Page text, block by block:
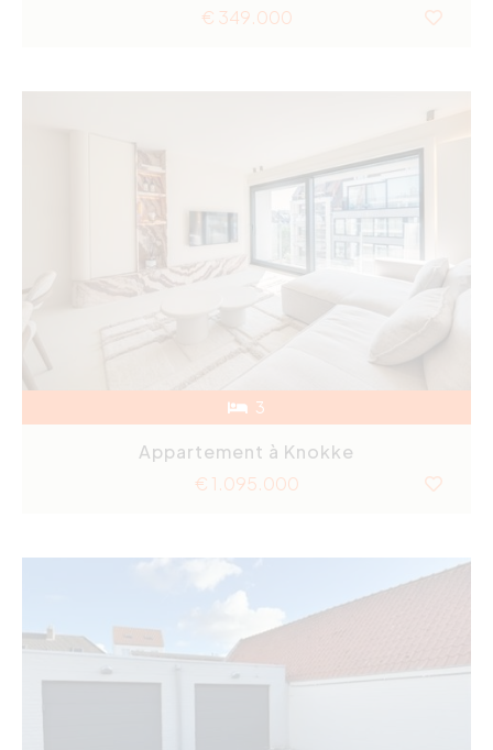
€ 349.000
3
Appartement à Knokke
€ 1.095.000